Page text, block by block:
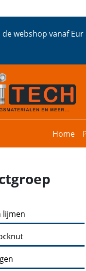
webshop vanaf
Home
lijmen